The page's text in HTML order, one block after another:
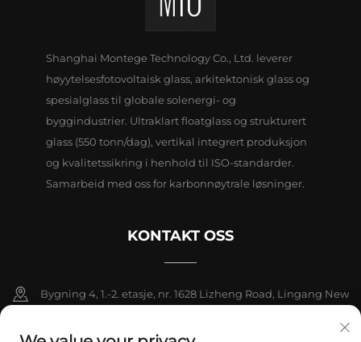
Shanghai Montege Technology Co., Ltd. leverer
høyytelsesfotovoltaisk glass, arkitektonisk glass og
spesialglass til globale solenergi- og
byggindustrier. Ultraklart floatglass og strukturert
glass (550 tonn/dag), vertikal integrert produksjon
og kvalitetssikring i henhold til ISO-standarder.
Samarbeid med oss for karbonnøytrale løsninger.
KONTAKT OSS
Bygning 4, 1.-2. etasje, nr. 1628 Lizheng Road, Lingang New